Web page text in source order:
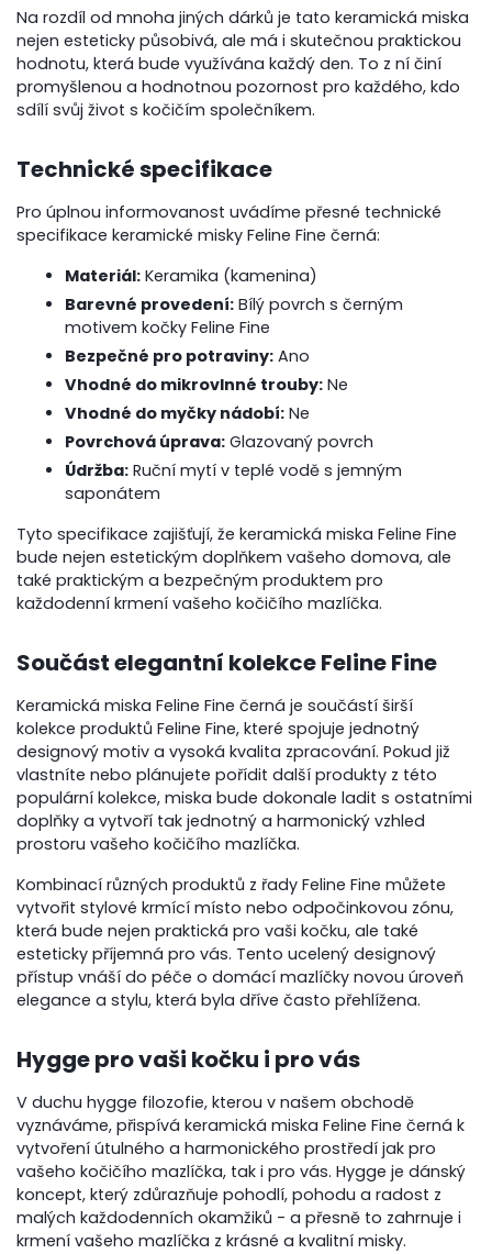
Na rozdíl od mnoha jiných dárků je tato keramická miska
nejen esteticky působivá, ale má i skutečnou praktickou
hodnotu, která bude využívána každý den. To z ní činí
promyšlenou a hodnotnou pozornost pro každého, kdo
sdílí svůj život s kočičím společníkem.
Technické specifikace
Pro úplnou informovanost uvádíme přesné technické
specifikace keramické misky Feline Fine černá:
Materiál: Keramika (kamenina)
Barevné provedení: Bílý povrch s černým
motivem kočky Feline Fine
Bezpečné pro potraviny: Ano
Vhodné do mikrovlnné trouby: Ne
Vhodné do myčky nádobí: Ne
Povrchová úprava: Glazovaný povrch
Údržba: Ruční mytí v teplé vodě s jemným
saponátem
Tyto specifikace zajišťují, že keramická miska Feline Fine
bude nejen estetickým doplňkem vašeho domova, ale
také praktickým a bezpečným produktem pro
každodenní krmení vašeho kočičího mazlíčka.
Součást elegantní kolekce Feline Fine
Keramická miska Feline Fine černá je součástí širší
kolekce produktů Feline Fine, které spojuje jednotný
designový motiv a vysoká kvalita zpracování. Pokud již
vlastníte nebo plánujete pořídit další produkty z této
populární kolekce, miska bude dokonale ladit s ostatními
doplňky a vytvoří tak jednotný a harmonický vzhled
prostoru vašeho kočičího mazlíčka.
Kombinací různých produktů z řady Feline Fine můžete
vytvořit stylové krmící místo nebo odpočinkovou zónu,
která bude nejen praktická pro vaši kočku, ale také
esteticky příjemná pro vás. Tento ucelený designový
přístup vnáší do péče o domácí mazlíčky novou úroveň
elegance a stylu, která byla dříve často přehlížena.
Hygge pro vaši kočku i pro vás
V duchu hygge filozofie, kterou v našem obchodě
vyznáváme, přispívá keramická miska Feline Fine černá k
vytvoření útulného a harmonického prostředí jak pro
vašeho kočičího mazlíčka, tak i pro vás. Hygge je dánský
koncept, který zdůrazňuje pohodlí, pohodu a radost z
malých každodenních okamžiků - a přesně to zahrnuje i
krmení vašeho mazlíčka z krásné a kvalitní misky.